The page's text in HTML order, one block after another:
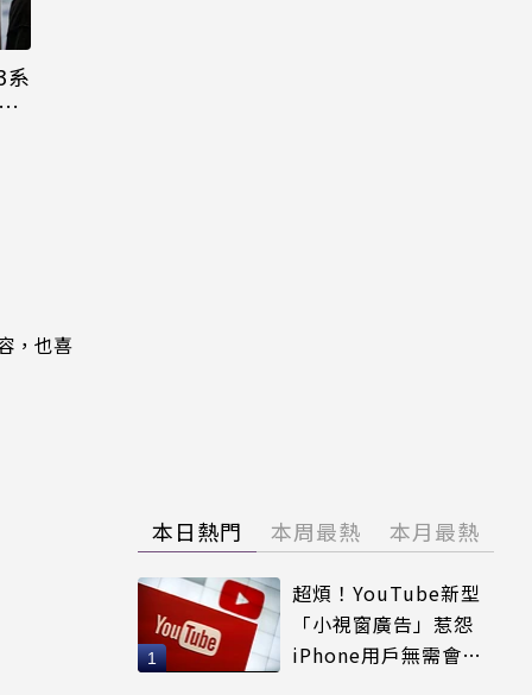
系
，也喜
本日熱門 本周最熱 本月最熱
超煩！YouTube新型
「小視窗廣告」惹怨
iPhone用戶無需會員